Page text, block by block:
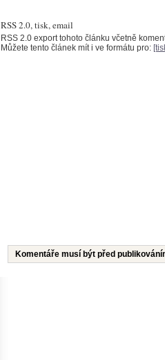
RSS 2.0, tisk, email
RSS 2.0 export tohoto článku včetně
Můžete tento článek mít i ve formátu pro:
Komentáře musí být před